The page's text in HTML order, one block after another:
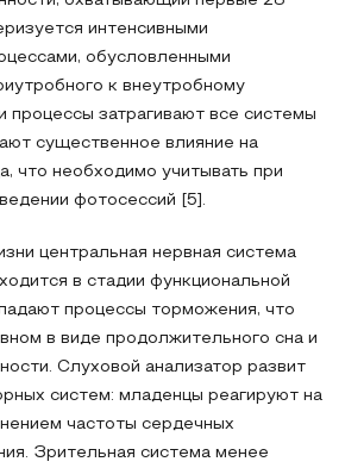
интенсивными
обусловленными
к внеутробному
процессы затрагивают все системы
существенное влияние на
что необходимо учитывать при
фотосессий [5].
центральная нервная система
в стадии функциональной
процессы торможения, что
в виде продолжительного сна и
Слуховой анализатор развит
систем: младенцы реагируют на
частоты сердечных
Зрительная система менее